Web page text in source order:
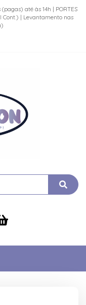
até às 14h | PORTES
Cont.) | Levantamento nas